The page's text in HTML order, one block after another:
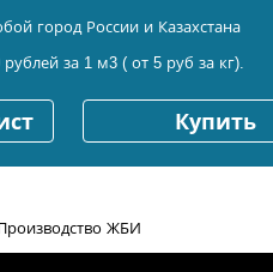
город России и Казахстана
за 1 м3 ( от 5 руб за кг).
Купить
ЖБИ